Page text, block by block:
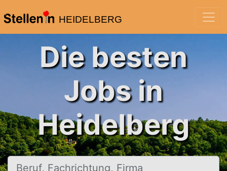
HEIDELBERG
Die besten
Jobs in
Heidelberg
Beruf, Fachrichtung, Firma